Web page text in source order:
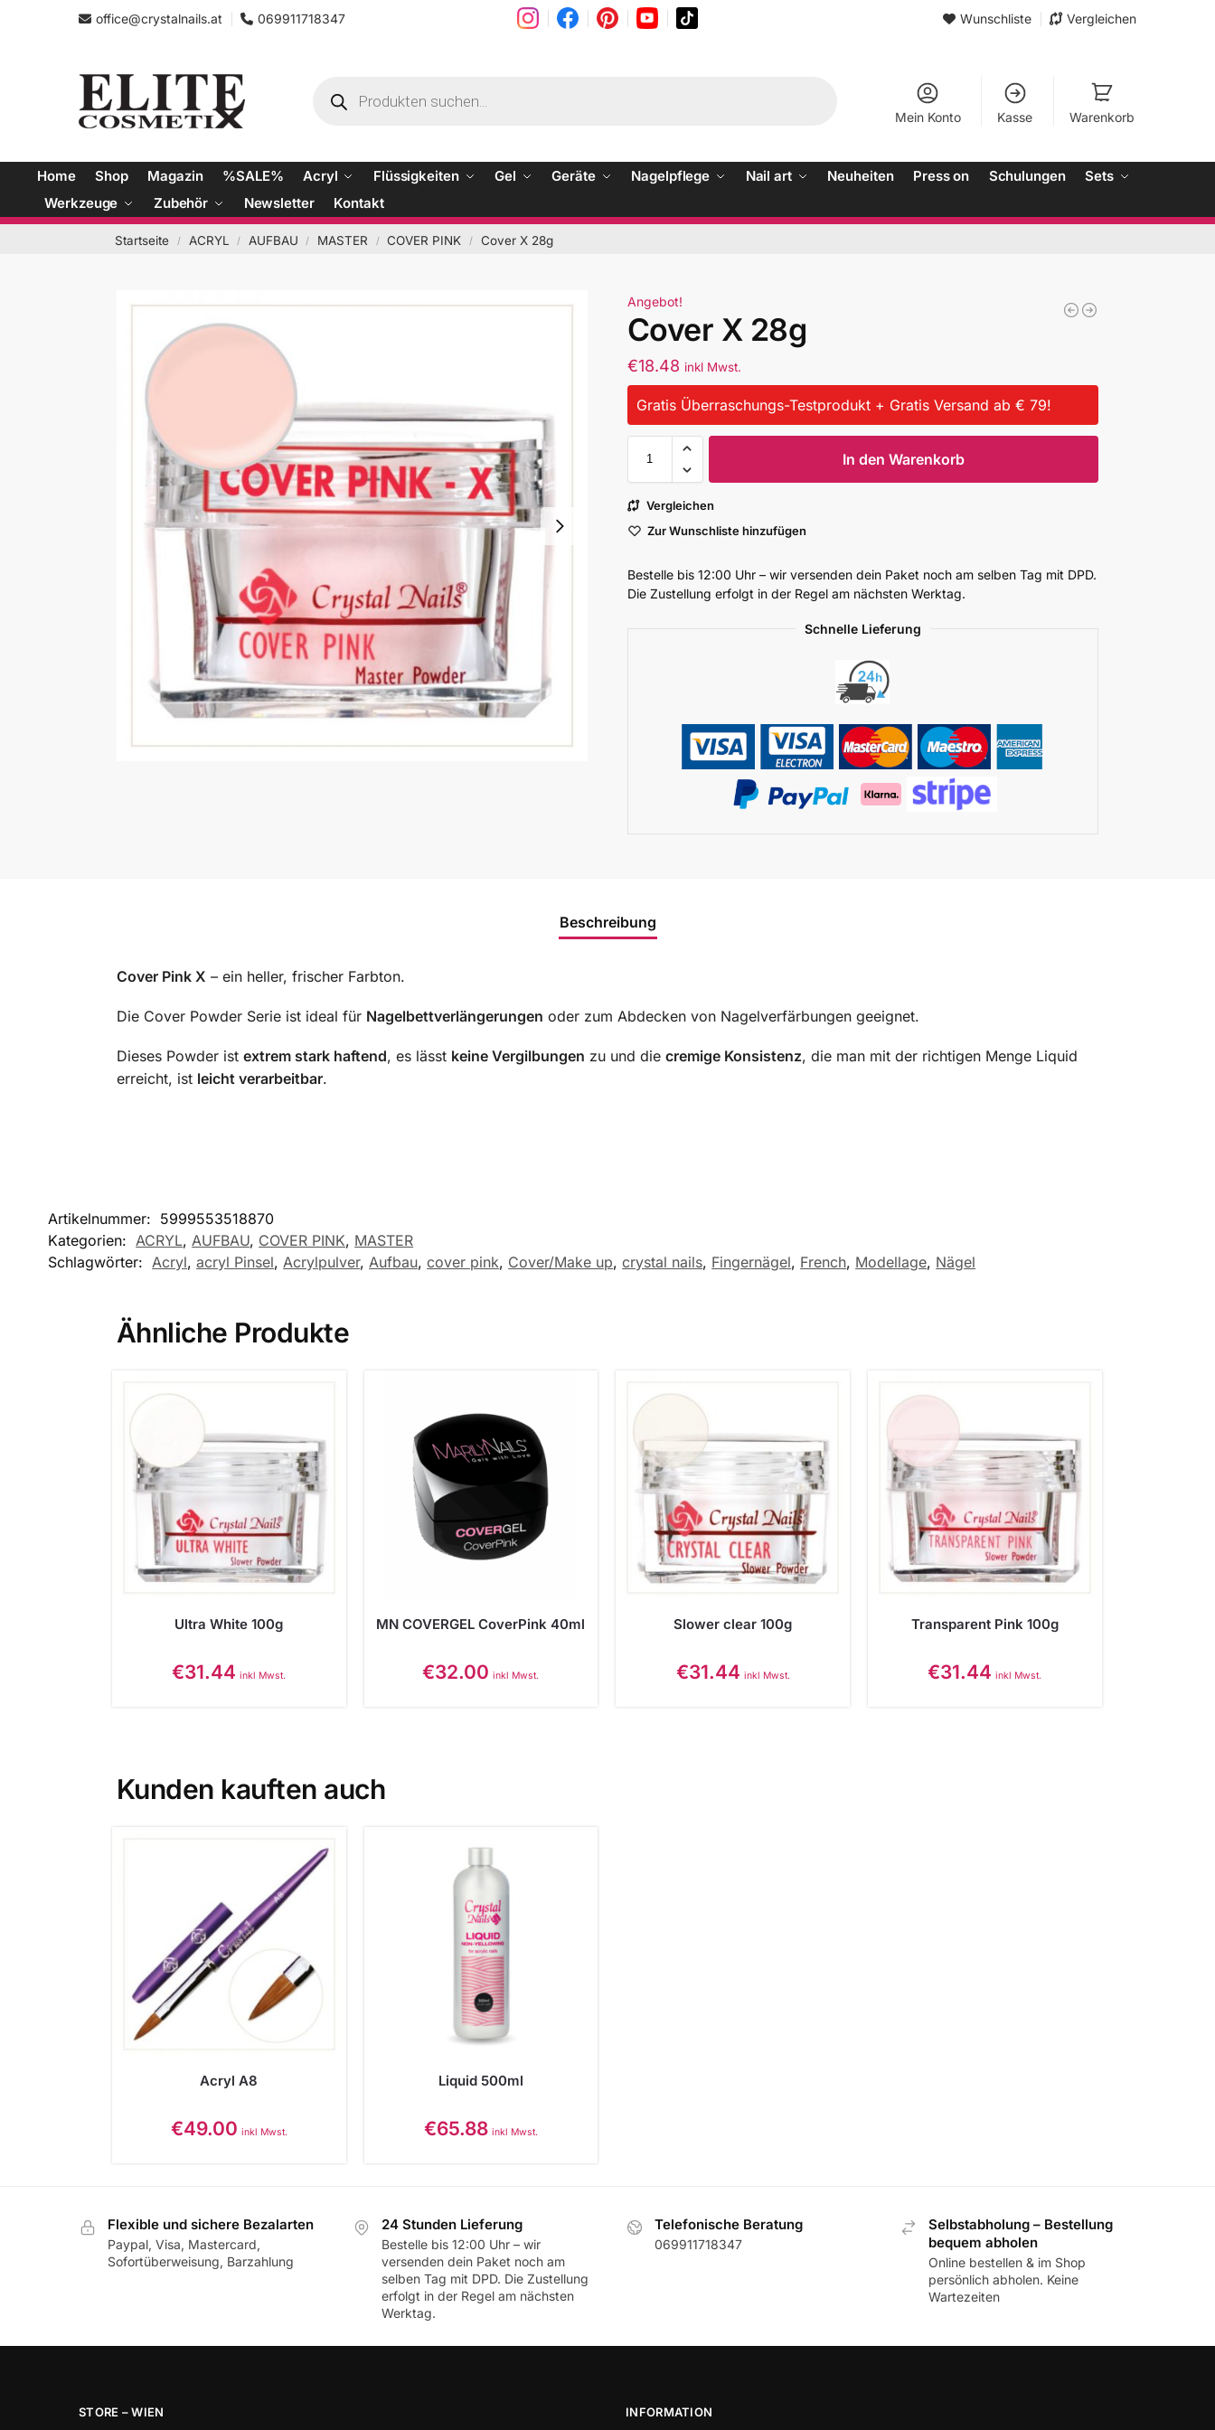
office@crystalnails.at 069911718347 Wunschliste Vergleichen
Mein Konto Kasse Warenkorb
Home Shop Magazin %SALE% Acryl Flüssigkeiten Gel Geräte Nagelpflege Nail art Neuheiten Press on Schulungen
Sets
Werkzeuge
Zubehör Newsletter Kontakt
Startseite / ACRYL / AUFBAU / MASTER / COVER PINK / Cover X 28g
Angebot!
Cover X 28g
€18.48 inkl Mwst.
Gratis Überraschungs-Testprodukt + Gratis Versand ab € 79!
In den Warenkorb
Vergleichen
Zur Wunschliste hinzufügen
Bestelle bis 12:00 Uhr – wir versenden dein Paket noch am selben Tag mit DPD.
Die Zustellung erfolgt in der Regel am nächsten Werktag.
Schnelle Lieferung
Beschreibung
Cover Pink X – ein heller, frischer Farbton.
Die Cover Powder Serie ist ideal für Nagelbettverlängerungen oder zum Abdecken von Nagelverfärbungen geeignet.
Dieses Powder ist extrem stark haftend, es lässt keine Vergilbungen zu und die cremige Konsistenz, die man mit der richtigen Menge Liquid
erreicht, ist leicht verarbeitbar.
Artikelnummer: 5999553518870
Kategorien: ACRYL,AUFBAU, COVER PINK, MASTER
Schlagwörter: Acryl,acryl Pinsel,Acrylpulver,Aufbau,cover pink, Cover/Make up,crystal nails, Fingernägel, French, Modellage, Nägel
Ähnliche Produkte
Ultra White 100g
€31.44 inkl Mwst.
MN COVERGEL CoverPink 40ml
€32.00 inkl Mwst.
Slower clear 100g
€31.44 inkl Mwst.
Transparent Pink 100g
€31.44 inkl Mwst.
Kunden kauften auch
Acryl A8
€49.00 inkl Mwst.
Liquid 500ml
€65.88 inkl Mwst.
Flexible und sichere Bezalarten
Paypal, Visa, Mastercard,
Sofortüberweisung, Barzahlung
24 Stunden Lieferung
Bestelle bis 12:00 Uhr – wir
versenden dein Paket noch am
selben Tag mit DPD. Die Zustellung
erfolgt in der Regel am nächsten
Werktag.
Telefonische Beratung
069911718347
Selbstabholung – Bestellung
bequem abholen
Online bestellen & im Shop
persönlich abholen. Keine
Wartezeiten
STORE – WIEN INFORMATION